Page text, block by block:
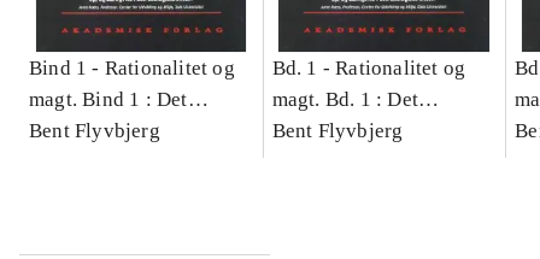
Bind 1 - Rationalitet og
magt. Bind 1 : Det
konkretes videnskab
Bent Flyvbjerg
Bd. 1 -Rationalitet og
magt. Bd. 1 : Det
konkretes videnskab
Bent Flyvbjerg